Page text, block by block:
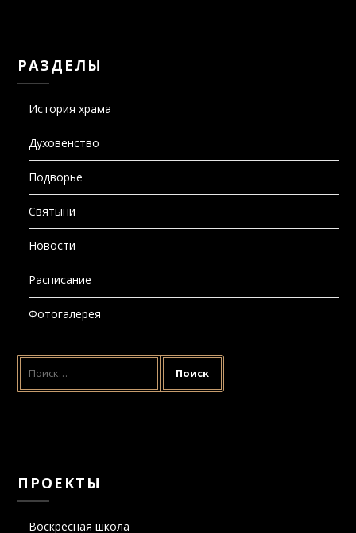
РАЗДЕЛЫ
История храма
Духовенство
Подворье
Святыни
Новости
Расписание
Фотогалерея
НАЙТИ:
ПРОЕКТЫ
Воскресная школа